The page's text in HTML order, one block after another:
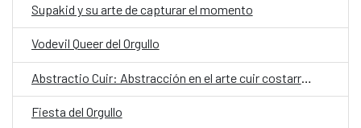
Supakid y su arte de capturar el momento
Vodevil Queer del Orgullo
Abstractio Cuir: Abstracción en el arte cuir costarricense
Fiesta del Orgullo